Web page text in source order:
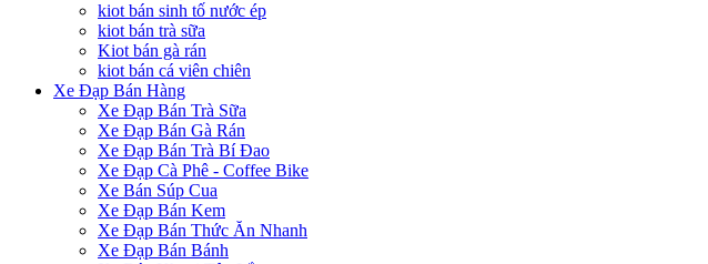
kiot bán sinh tố nước ép
kiot bán trà sữa
Kiot bán gà rán
kiot bán cá viên chiên
Xe Đạp Bán Hàng
Xe Đạp Bán Trà Sữa
Xe Đạp Bán Gà Rán
Xe Đạp Bán Trà Bí Đao
Xe Đạp Cà Phê - Coffee Bike
Xe Bán Súp Cua
Xe Đạp Bán Kem
Xe Đạp Bán Thức Ăn Nhanh
Xe Đạp Bán Bánh